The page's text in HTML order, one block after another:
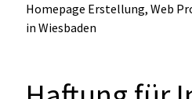
Homepage Erstellung, Web
in Wiesbaden